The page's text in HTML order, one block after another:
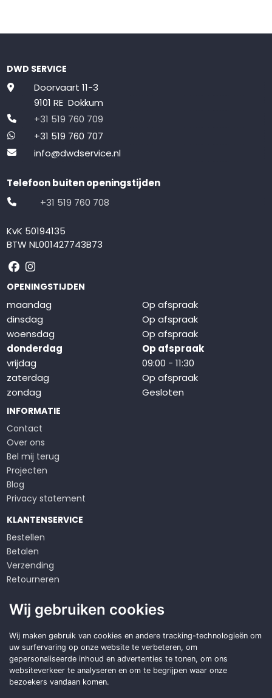
DWD SERVICE
Doorvaart 11-3
9101 RE Dokkum
+31 519 760 709
+31 519 760 707
info@dwdservice.nl
Telefoon buiten openingstijden
+31 519 760 708
KvK 50194135
BTW NL001427743B73
Volg ons op Facebook
Volg ons op Instagram
OPENINGSTIJDEN
maandag
Op afspraak
dinsdag
Op afspraak
woensdag
Op afspraak
donderdag
Op afspraak
vrijdag
09:00 - 11:30
zaterdag
Op afspraak
zondag
Gesloten
INFORMATIE
Contact
Over ons
Bel mij terug
Projecten
Blog
Privacy statement
KLANTENSERVICE
Bestellen
Betalen
Verzending
Retourneren
Algemene voorwaarden
Op zoek naar een
duurzameoplossing?
Offerte aanvragen
Wij gebruiken cookies
Wij maken gebruik van cookies en andere tracking-technologieën om
uw surfervaring op onze website te verbeteren, om
gepersonaliseerde inhoud en advertenties te tonen, om ons
websiteverkeer te analyseren en om te begrijpen waar onze
bezoekers vandaan komen.